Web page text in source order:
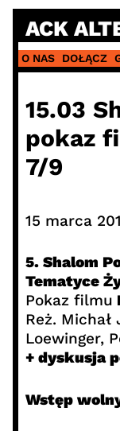
Skip
content
ACK
O NAS DOŁĄCZ
15.03
pokaz
7/9
15 marca
5. Shalom
Tematyce
Pokaz filmu
Reż.
Loewinger,
+ dyskusja
Wstęp